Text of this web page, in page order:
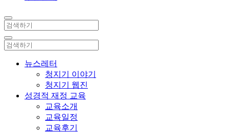
뉴스레터
청지기 이야기
청지기 웹진
성경적 재정 교육
교육소개
교육일정
교육후기